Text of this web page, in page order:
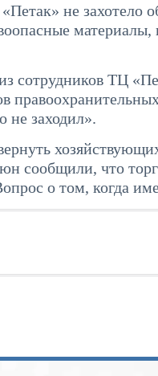
не
сотрудников ТЦ
не заходил».
сообщили, что
о том, когда